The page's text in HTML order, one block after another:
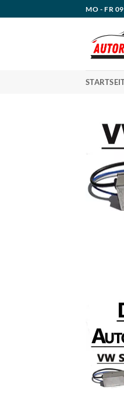
Inhalt
MO - FR